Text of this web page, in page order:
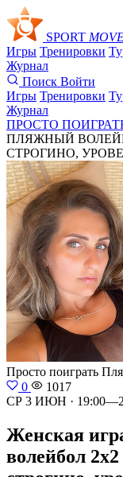
SPORT
Игры Тренировки
Журнал
Поиск Войти
Игры Тренировки
Журнал
ПРОСТО
ПЛЯЖНЫЙ
СТРОГИНО,
Просто поиграть
0
1017
СР 3 ИЮН ·
Женская
волейбол